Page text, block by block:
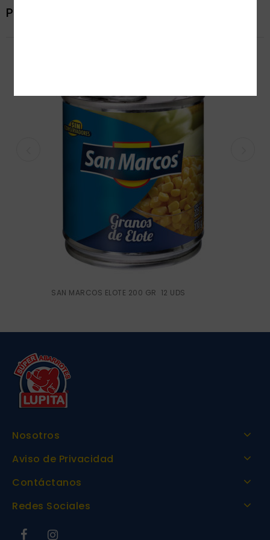
Productos relacionados
SAN MARCOS ELOTE 200 GR 12 UDS
Nosotros
Aviso de Privacidad
Contáctanos
Redes Sociales